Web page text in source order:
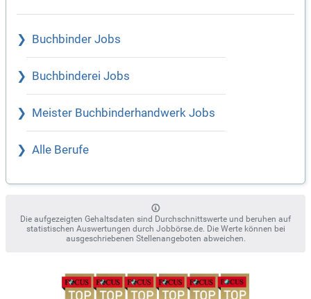
Buchbinder Jobs
Buchbinderei Jobs
Meister Buchbinderhandwerk Jobs
Alle Berufe
Die aufgezeigten Gehaltsdaten sind Durchschnittswerte und beruhen auf
statistischen Auswertungen durch Jobbörse.de. Die Werte können bei
ausgeschriebenen Stellenangeboten abweichen.